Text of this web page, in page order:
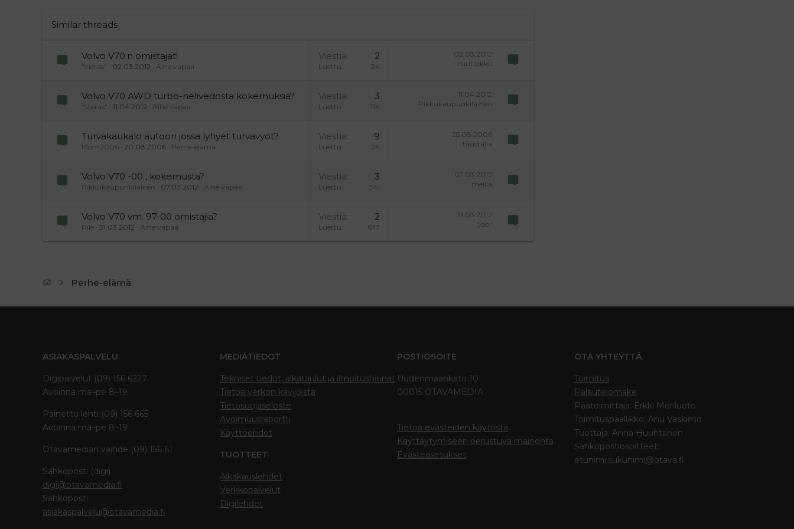
Similar threads
Volvo V70:n omistajat!
"vieras" 02.03.2012 Aihe vapaa
Viestiä 2
Luettu 2K
02.03.2012
ruutiukko
Volvo V70 AWD turbo-nelivedosta kokemuksia?
"Vieras" 11.04.2012 Aihe vapaa
Viestiä 3
Luettu 11K
11.04.2012
Pikkukaupunkilainen
Turvakaukalo autoon jossa lyhyet turvavyöt?
Mom2006 20.08.2006 Perhe-elämä
Viestiä 9
Luettu 2K
25.08.2006
taustalla
Volvo V70 -00 , kokemusta?
Pikkukaupunkilainen 07.03.2012 Aihe vapaa
Viestiä 3
Luettu 341
07.03.2012
meillä
Volvo V70 vm. 97-00 omistajia?
Pile 31.03.2012 Aihe vapaa
Viestiä 2
Luettu 677
31.03.2012
"joo"
Perhe-elämä
ASIAKASPALVELU
Digipalvelut (09) 156 6227
Avoinna ma–pe 8–19
Painettu lehti (09) 156 665
Avoinna ma–pe 8–19
Otavamedian vaihde (09) 156 61
Sähköposti (digi)
digi@otavamedia.fi
Sähköposti
asiakaspalvelu@otavamedia.fi
MEDIATIEDOT
Tekniset tiedot, aikataulut ja ilmoitushinnat
Tietoa verkon kävijöistä
Tietosuojaseloste
Avoimuusraportti
Käyttöehdot
TUOTTEET
Aikakauslehdet
Verkkopalvelut
Digilehdet
POSTIOSOITE
Uudenmaankatu 10
00015 OTAVAMEDIA
Tietoa evästeiden käytöstä
Käyttäytymiseen perustuva mainonta
Evästeasetukset
OTA YHTEYTTÄ
Toimitus
Palautelomake
Päätoimittaja: Erkki Meriluoto
Toimituspäällikkö: Anu Vaskimo
Tuottaja: Anna Huuhtanen
Sähköpostiosoitteet:
etunimi.sukunimi@otava.fi